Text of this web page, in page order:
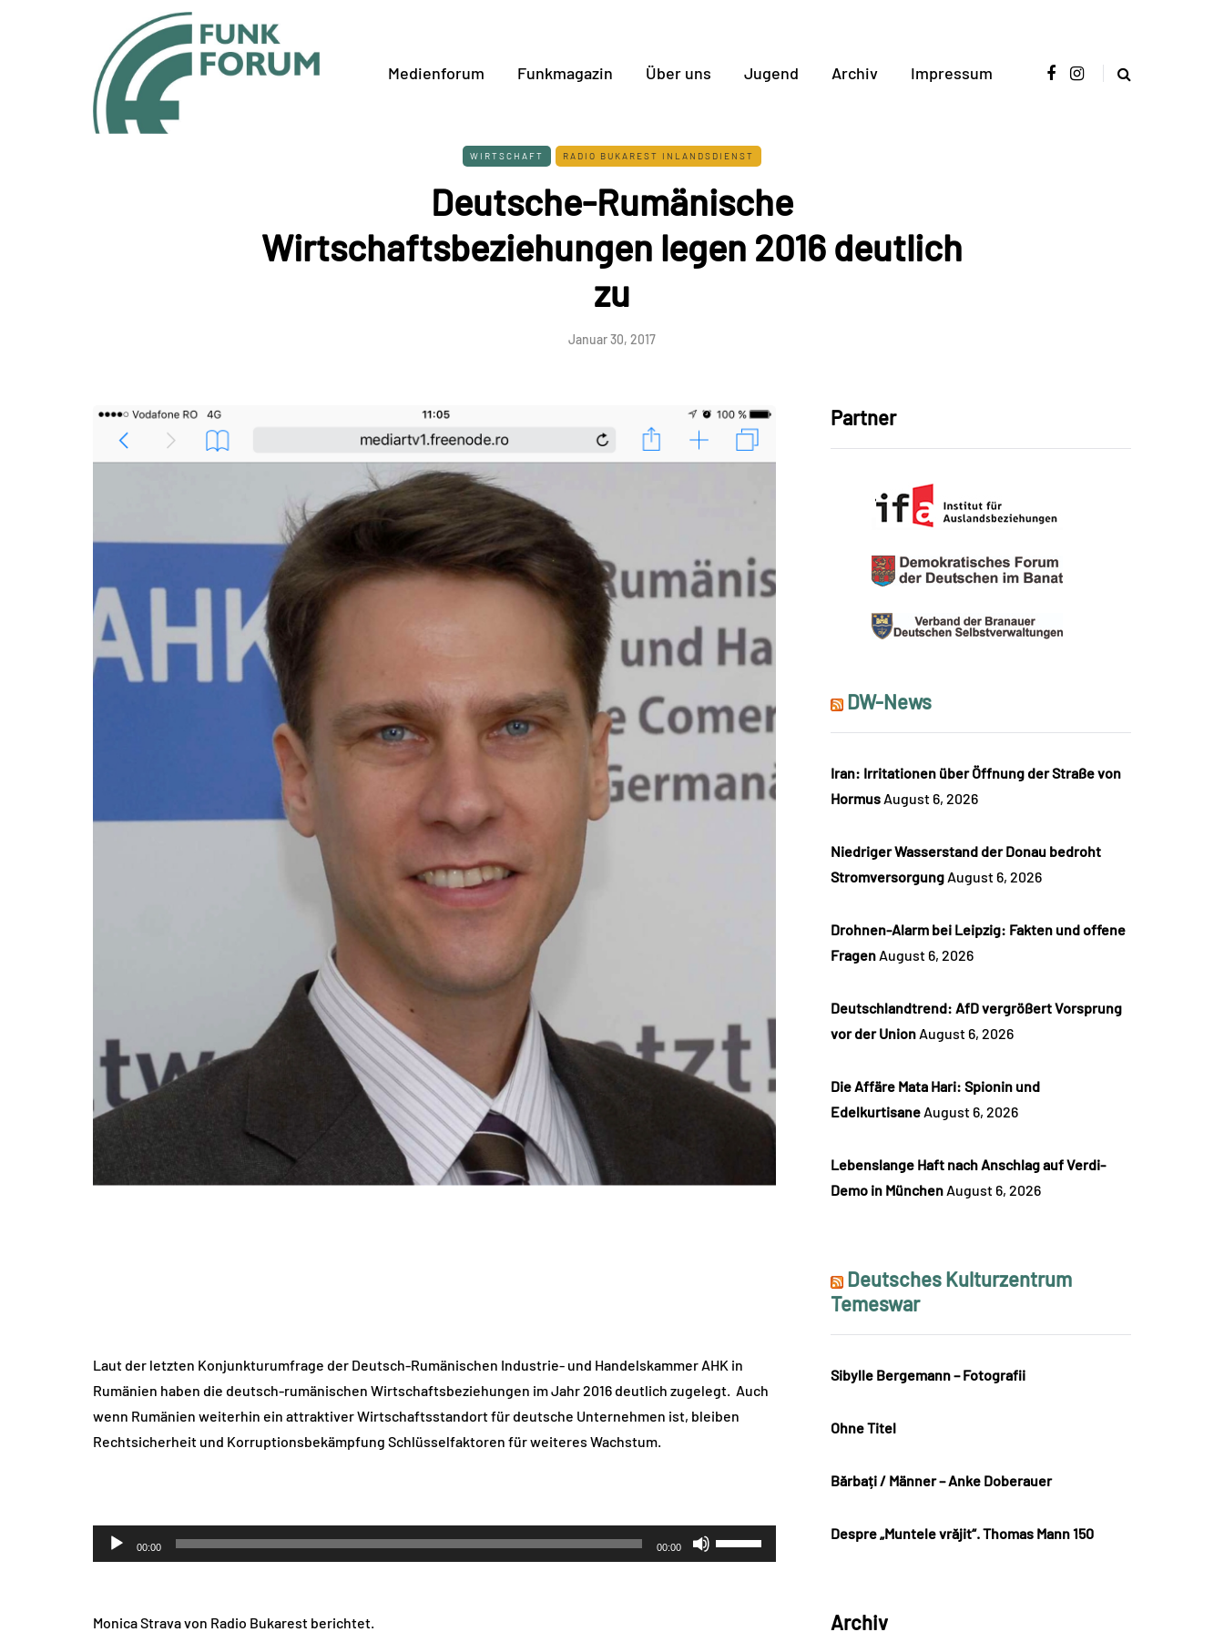
Medienforum Funkmagazin Über uns Jugend Archiv Impressum
WIRTSCHAFT RADIO BUKAREST INLANDSDIENST
Deutsche-Rumänische
Wirtschaftsbeziehungen legen 2016 deutlich
zu
Januar 30, 2017
Laut der letzten Konjunkturumfrage der Deutsch-Rumänischen Industrie- und Handelskammer AHK in
Rumänien haben die deutsch-rumänischen Wirtschaftsbeziehungen im Jahr 2016 deutlich zugelegt. Auch
wenn Rumänien weiterhin ein attraktiver Wirtschaftsstandort für deutsche Unternehmen ist, bleiben
Rechtsicherheit und Korruptionsbekämpfung Schlüsselfaktoren für weiteres Wachstum.
Audio-
Player
00:00 00:00
Pfeiltasten
Hoch/Runter
Monica Strava von Radio Bukarest berichtet.
Partner
DW-News
Iran: Irritationen über Öffnung der Straße von
Hormus August 6, 2026
Niedriger Wasserstand der Donau bedroht
Stromversorgung August 6, 2026
Drohnen-Alarm bei Leipzig: Fakten und offene
Fragen August 6, 2026
Deutschlandtrend: AfD vergrößert Vorsprung
vor der Union August 6, 2026
Die Affäre Mata Hari: Spionin und
Edelkurtisane August 6, 2026
Lebenslange Haft nach Anschlag auf Verdi-
Demo in München August 6, 2026
Deutsches Kulturzentrum
Temeswar
Sibylle Bergemann – Fotografii
Ohne Titel
Bărbați / Männer – Anke Doberauer
Despre „Muntele vrăjit“. Thomas Mann 150
Archiv